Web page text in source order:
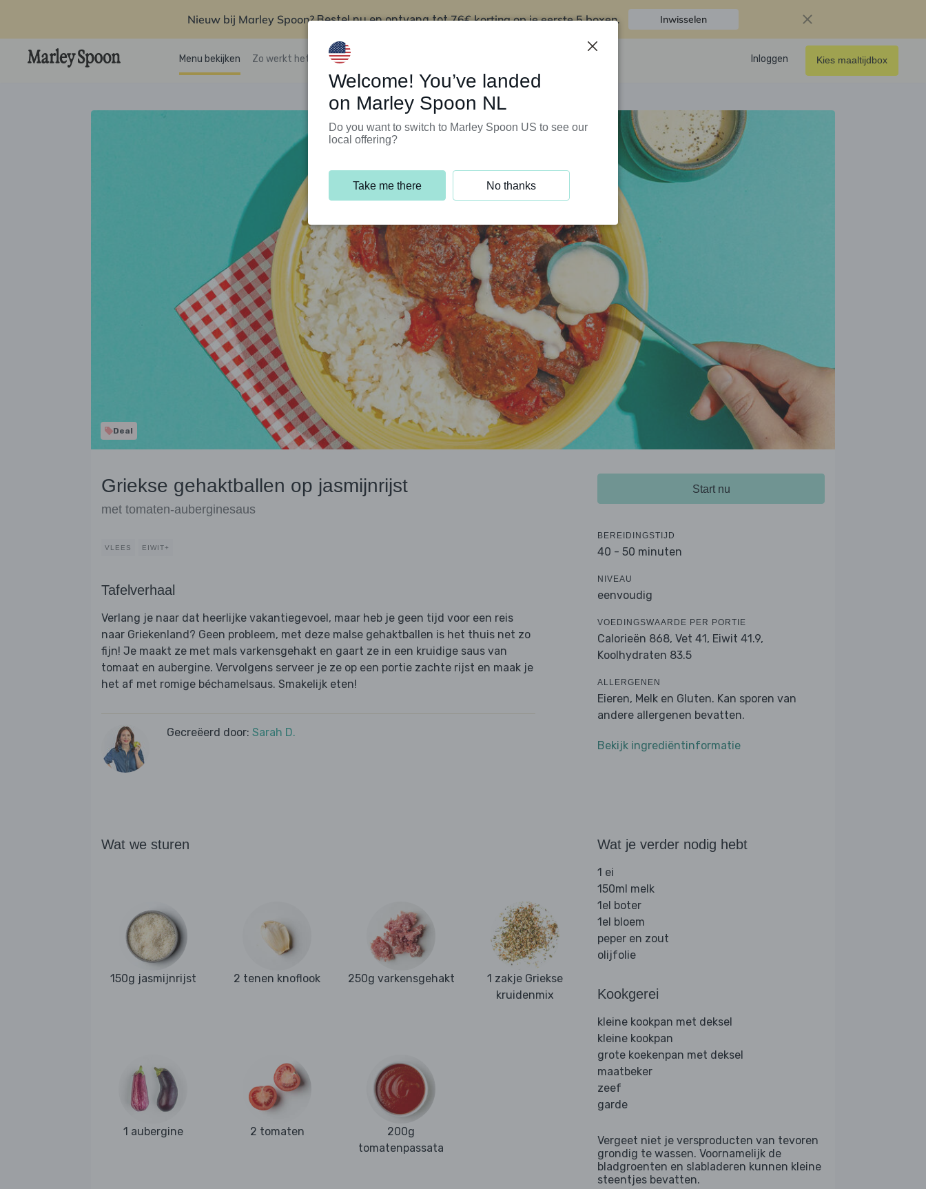
Nieuw bij Marley Spoon?Bestel nu en ontvang tot76€ korting op je eerste 5 boxen. Inwisselen
Menu bekijken Zo werkt het Klantenservice Inloggen Kies maaltijdbox
Deal
Griekse gehaktballen op jasmijnrijst
met tomaten-auberginesaus
VLEES EIWIT+
Tafelverhaal
Verlang je naar dat heerlijke vakantiegevoel, maar heb je geen tijd voor een reis
naar Griekenland? Geen probleem, met deze malse gehaktballen is het thuis net zo
fijn! Je maakt ze met mals varkensgehakt en gaart ze in een kruidige saus van
tomaat en aubergine. Vervolgens serveer je ze op een portie zachte rijst en maak je
het af met romige béchamelsaus. Smakelijk eten!
Gecreëerd door: Sarah D.
Start nu
BEREIDINGSTIJD
40 - 50 minuten
NIVEAU
eenvoudig
VOEDINGSWAARDE PER PORTIE
Calorieën 868, Vet 41, Eiwit 41.9,
Koolhydraten 83.5
ALLERGENEN
Eieren, Melk en Gluten. Kan sporen van
andere allergenen bevatten.
Bekijk ingrediëntinformatie
Wat we sturen
150g jasmijnrijst 2 tenen knoflook 250g varkensgehakt
1 zakje Griekse
kruidenmix
1 aubergine 2 tomaten
200g
tomatenpassata
Wat je verder nodig hebt
1 ei
150ml melk
1el boter
1el bloem
peper en zout
olijfolie
Kookgerei
kleine kookpan met deksel
kleine kookpan
grote koekenpan met deksel
maatbeker
zeef
garde
Vergeet niet je versproducten van tevoren
grondig te wassen. Voornamelijk de
bladgroenten en slabladeren kunnen kleine
steentjes bevatten.
Welcome! You’ve landed
on Marley Spoon NL
Do you want to switch to Marley Spoon US to see our
local offering?
Take me there No thanks